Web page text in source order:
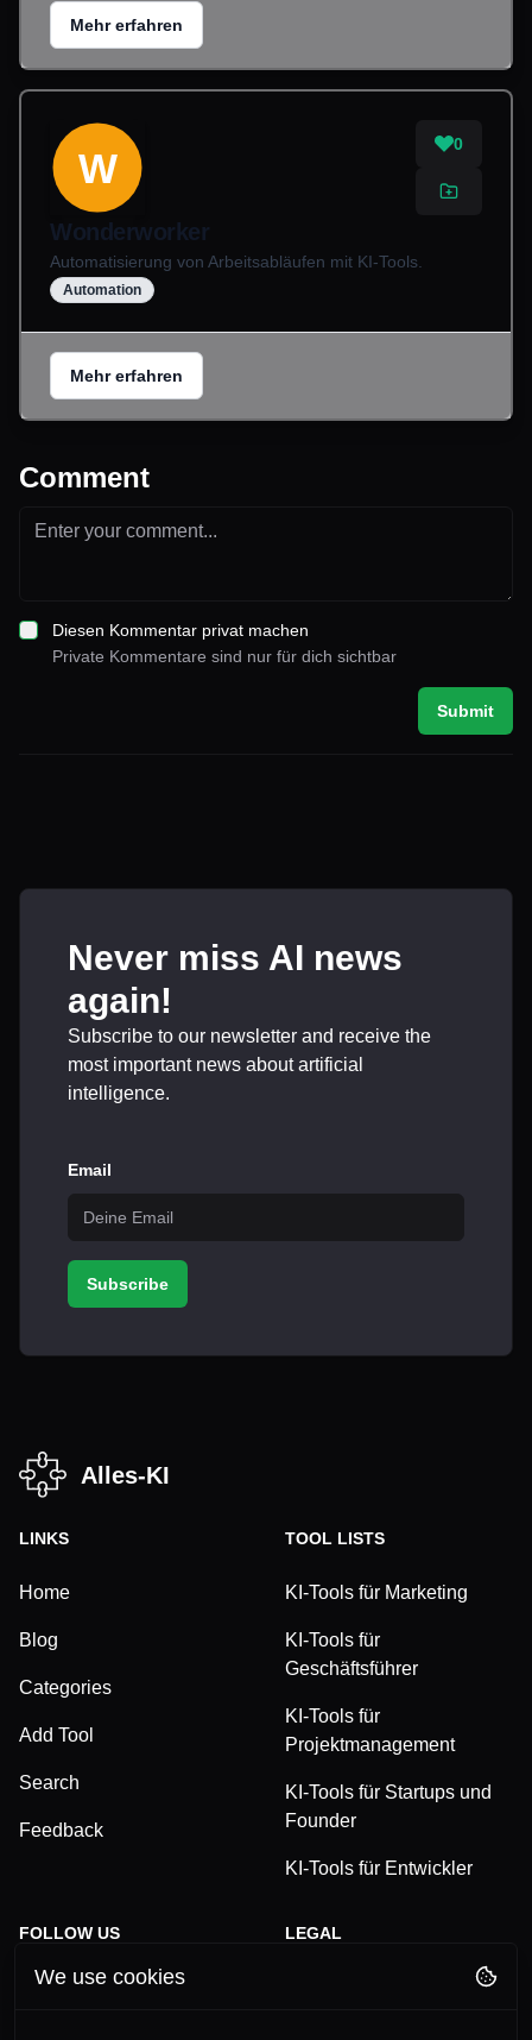
Mehr erfahren
W
0
Wonderworker
Automatisierung von Arbeitsabläufen mit KI-Tools.
Automation
Mehr erfahren
Comment
Diesen Kommentar privat machen
Private Kommentare sind nur für dich sichtbar
Submit
Never miss AI news
again!
Subscribe to our newsletter and receive the
most important news about artificial
intelligence.
Email
Subscribe
Alles-KI
LINKS
Home
Blog
Categories
Add Tool
Search
Feedback
TOOL LISTS
KI-Tools für Marketing
KI-Tools für
Geschäftsführer
KI-Tools für
Projektmanagement
KI-Tools für Startups und
Founder
KI-Tools für Entwickler
FOLLOW US
TikTok
LEGAL
We use cookies